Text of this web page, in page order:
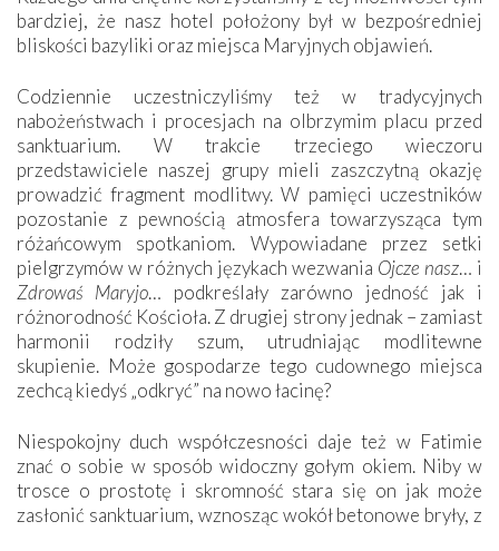
bardziej, że nasz hotel położony był w bezpośredniej
bliskości bazyliki oraz miejsca Maryjnych objawień.
Codziennie uczestniczyliśmy też w tradycyjnych
nabożeństwach i procesjach na olbrzymim placu przed
sanktuarium. W trakcie trzeciego wieczoru
przedstawiciele naszej grupy mieli zaszczytną okazję
prowadzić fragment modlitwy. W pamięci uczestników
pozostanie z pewnością atmosfera towarzysząca tym
różańcowym spotkaniom. Wypowiadane przez setki
pielgrzymów w różnych językach wezwania Ojcze nasz… i
Zdrowaś Maryjo… podkreślały zarówno jedność jak i
różnorodność Kościoła. Z drugiej strony jednak – zamiast
harmonii rodziły szum, utrudniając modlitewne
skupienie. Może gospodarze tego cudownego miejsca
zechcą kiedyś „odkryć” na nowo łacinę?
Niespokojny duch współczesności daje też w Fatimie
znać o sobie w sposób widoczny gołym okiem. Niby w
trosce o prostotę i skromność stara się on jak może
zasłonić sanktuarium, wznosząc wokół betonowe bryły, z